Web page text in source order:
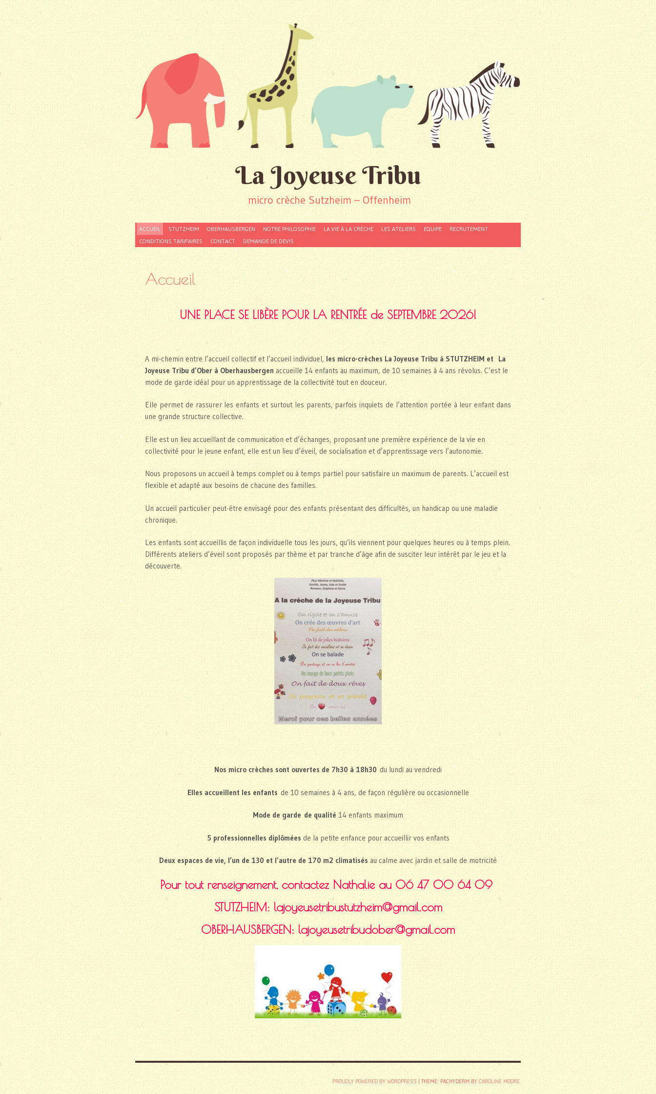
La Joyeuse Tribu
micro crèche Sutzheim – Offenheim
SKIP
CONTENT
ACCUEIL STUTZHEIM OBERHAUSBERGEN NOTRE PHILOSOPHIE LA VIE À LA CRÈCHE LES ATELIERS EQUIPE
RECRUTEMENT
CONDITIONS TARIFAIRES
CONTACT DEMANDE DE DEVIS
Accueil
UNE PLACE SE LIBÈRE POUR LA RENTRÉE de SEPTEMBRE 2026!
A mi-chemin entre l’accueil collectif et l’accueil individuel, les micro-crèches La Joyeuse Tribu à STUTZHEIM et
La
Joyeuse Tribu d’Ober à Oberhausbergen accueille 14 enfants au maximum, de 10 semaines à 4 ans révolus. C’est le
mode de garde idéal pour un apprentissage de la collectivité tout en douceur.
Elle permet de rassurer les enfants et surtout les parents, parfois inquiets de l’attention portée à leur enfant dans
une grande structure collective.
Elle est un lieu accueillant de communication et d’échanges, proposant une première expérience de la vie en
collectivité pour le jeune enfant, elle est un lieu d’éveil, de socialisation et d’apprentissage vers l’autonomie.
Nous proposons un accueil à temps complet ou à temps partiel pour satisfaire un maximum de parents. L’accueil est
flexible et adapté aux besoins de chacune des familles.
Un accueil particulier peut-être envisagé pour des enfants présentant des difficultés, un handicap ou une maladie
chronique.
Les enfants sont accueillis de façon individuelle tous les jours, qu’ils viennent pour quelques heures ou à temps plein.
Différents ateliers d’éveil sont proposés par thème et par tranche d’âge afin de susciter leur intérêt par le jeu et la
découverte.
Nos micro crèches sont ouvertes de 7h30 à 18h30 du lundi au vendredi
Elles accueillent les enfants de 10 semaines à 4 ans, de façon régulière ou occasionnelle
Mode de garde de qualité 14 enfants maximum
5 professionnelles diplômées de la petite enfance pour accueillir vos enfants
Deux espaces de vie, l’un de 130 et l’autre de 170 m2 climatisés au calme avec jardin et salle de motricité
Pour tout renseignement, contactez Nathalie au 06 47 00 64 09
STUTZHEIM: lajoyeusetribustutzheim@gmail.com
OBERHAUSBERGEN: lajoyeusetribudober@gmail.com
PROUDLY POWERED BY WORDPRESS THEME: PACHYDERM BY CAROLINE MOORE.